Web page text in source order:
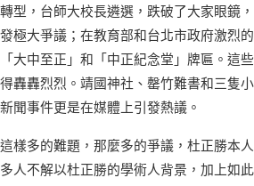
轉型，台師大校長遴選，跌破了大家眼鏡
發極大爭議；在教育部和台北市政府激烈
「大中至正」和「中正紀念堂」牌匾。這
得轟轟烈烈。靖國神社、罄竹難書和三隻
新聞事件更是在媒體上引發熱議。
這樣多的難題，那麼多的爭議，杜正勝本
多人不解以杜正勝的學術人背景，加上如